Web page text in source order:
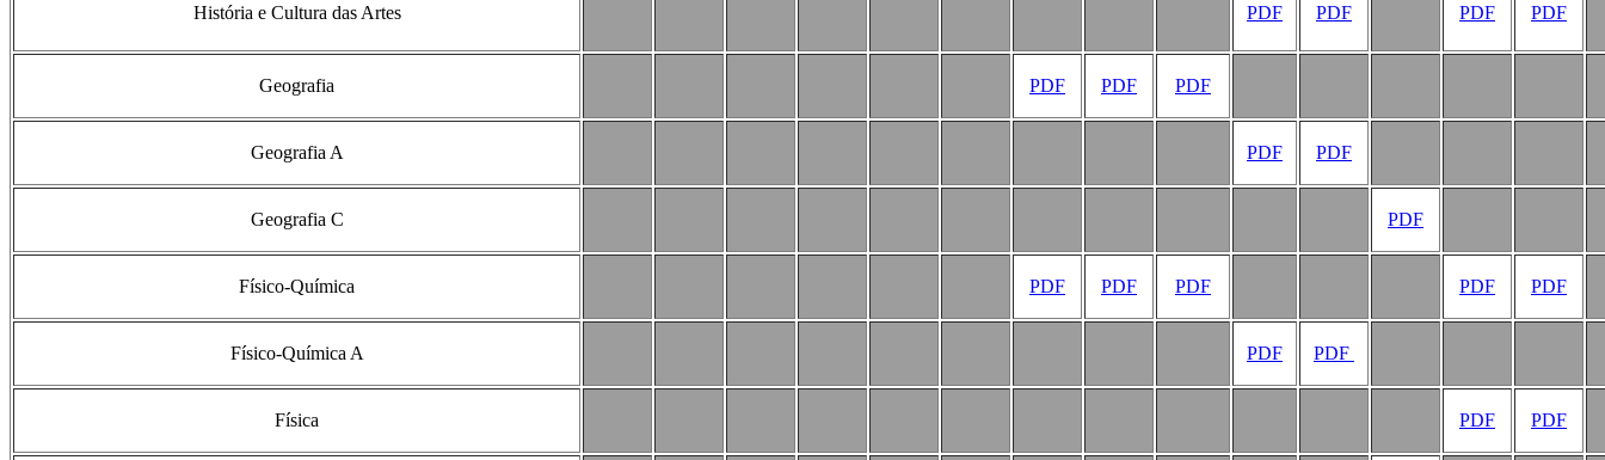
História e Cultura das Artes PDF PDF PDF PDF
Geografia PDF PDF PDF
Geografia A PDF PDF
Geografia C PDF
Físico-Química PDF PDF PDF PDF PDF
Físico-Química A PDF PDF
Física PDF PDF